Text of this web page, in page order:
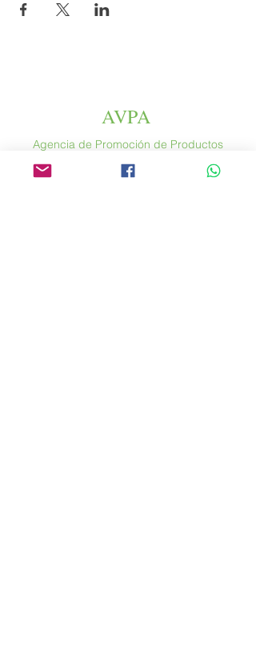
AVPA
Agencia de Promoción de Productos